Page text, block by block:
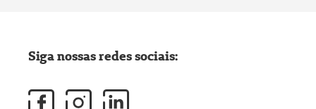
Siga nossas redes sociais: